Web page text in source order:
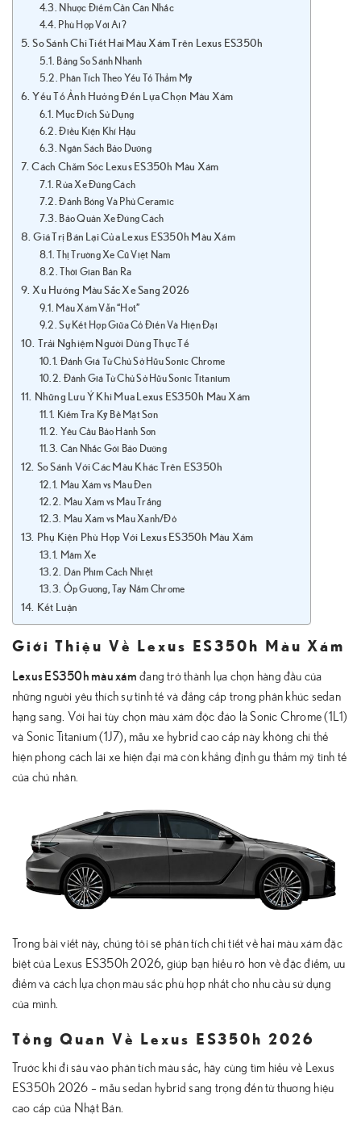
Nhược Điểm Cần Cân Nhắc
Phù Hợp Với Ai?
So Sánh Chi Tiết Hai Màu Xám Trên Lexus ES350h
Bảng So Sánh Nhanh
Phân Tích Theo Yếu Tố Thẩm Mỹ
Yếu Tố Ảnh Hưởng Đến Lựa Chọn Màu Xám
Mục Đích Sử Dụng
Điều Kiện Khí Hậu
Ngân Sách Bảo Dưỡng
Cách Chăm Sóc Lexus ES350h Màu Xám
Rửa Xe Đúng Cách
Đánh Bóng Và Phủ Ceramic
Bảo Quản Xe Đúng Cách
Giá Trị Bán Lại Của Lexus ES350h Màu Xám
Thị Trường Xe Cũ Việt Nam
Thời Gian Bán Ra
Xu Hướng Màu Sắc Xe Sang 2026
Màu Xám Vẫn “Hot”
Sự Kết Hợp Giữa Cổ Điển Và Hiện Đại
Trải Nghiệm Người Dùng Thực Tế
Đánh Giá Từ Chủ Sở Hữu Sonic Chrome
Đánh Giá Từ Chủ Sở Hữu Sonic Titanium
Những Lưu Ý Khi Mua Lexus ES350h Màu Xám
Kiểm Tra Kỹ Bề Mặt Sơn
Yêu Cầu Bảo Hành Sơn
Cân Nhắc Gói Bảo Dưỡng
So Sánh Với Các Màu Khác Trên ES350h
Màu Xám vs Màu Đen
Màu Xám vs Màu Trắng
Màu Xám vs Màu Xanh/Đỏ
Phụ Kiện Phù Hợp Với Lexus ES350h Màu Xám
Mâm Xe
Dán Phim Cách Nhiệt
Ốp Gương, Tay Nắm Chrome
Kết Luận
Giới Thiệu Về Lexus ES350h Màu Xám
Lexus ES350h màu xám đang trở thành lựa chọn hàng đầu của
những người yêu thích sự tinh tế và đẳng cấp trong phân khúc sedan
hạng sang. Với hai tùy chọn màu xám độc đáo là Sonic Chrome (1L1)
và Sonic Titanium (1J7), mẫu xe hybrid cao cấp này không chỉ thể
hiện phong cách lái xe hiện đại mà còn khẳng định gu thẩm mỹ tinh tế
của chủ nhân.
Trong bài viết này, chúng tôi sẽ phân tích chi tiết về hai màu xám đặc
biệt của Lexus ES350h 2026, giúp bạn hiểu rõ hơn về đặc điểm, ưu
điểm và cách lựa chọn màu sắc phù hợp nhất cho nhu cầu sử dụng
của mình.
Tổng Quan Về Lexus ES350h 2026
Trước khi đi sâu vào phân tích màu sắc, hãy cùng tìm hiểu về Lexus
ES350h 2026 – mẫu sedan hybrid sang trọng đến từ thương hiệu
cao cấp của Nhật Bản.